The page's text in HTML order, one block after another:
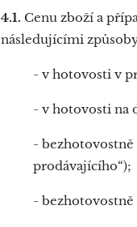
4.1. Cenu zboží a
následujícími
- v hotovosti v
- v hotovosti na
-
prodávajícího“);
-